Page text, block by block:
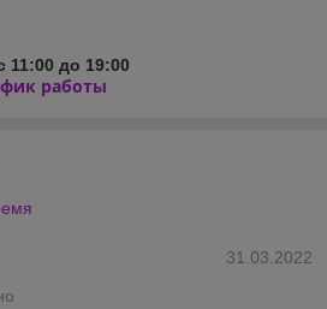
11:00 до 19:00
работы
31.03.2022